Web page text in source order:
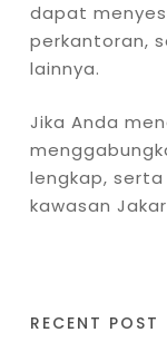
dapat
perkantoran,
lainnya.
Jika Anda
lengkap, serta
kawasan
RECENT POST